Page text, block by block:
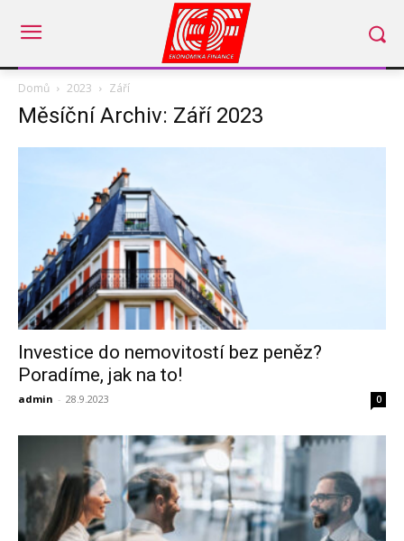
Domů 2023 Září
Měsíční Archiv: Září 2023
Investice do nemovitostí bez peněz?
Poradíme, jak na to!
admin - 28.9.2023 0